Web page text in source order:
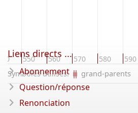
550 560 570 580 590
Symboles utilisés: grand-parents
Liens directs ...
Abonnement
Question/réponse
Renonciation